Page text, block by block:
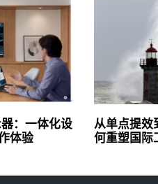
：一体化设
体验
从单点提效
何重塑国际